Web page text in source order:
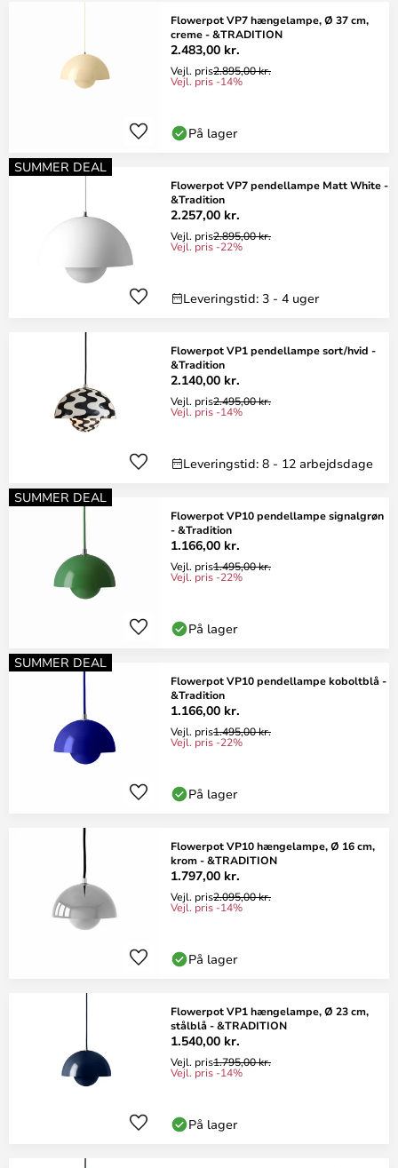
Flowerpot VP7 hængelampe, Ø 37 cm,
creme - &TRADITION
2.483,00 kr.
Vejl. pris2.895,00 kr.
Vejl. pris -14%
På lager
SUMMER DEAL
Flowerpot VP7 pendellampe Matt White -
&Tradition
2.257,00 kr.
Vejl. pris2.895,00 kr.
Vejl. pris -22%
Leveringstid: 3 - 4 uger
Flowerpot VP1 pendellampe sort/hvid -
&Tradition
2.140,00 kr.
Vejl. pris2.495,00 kr.
Vejl. pris -14%
Leveringstid: 8 - 12 arbejdsdage
SUMMER DEAL
Flowerpot VP10 pendellampe signalgrøn
- &Tradition
1.166,00 kr.
Vejl. pris1.495,00 kr.
Vejl. pris -22%
På lager
SUMMER DEAL
Flowerpot VP10 pendellampe koboltblå -
&Tradition
1.166,00 kr.
Vejl. pris1.495,00 kr.
Vejl. pris -22%
På lager
Flowerpot VP10 hængelampe, Ø 16 cm,
krom - &TRADITION
1.797,00 kr.
Vejl. pris2.095,00 kr.
Vejl. pris -14%
På lager
Flowerpot VP1 hængelampe, Ø 23 cm,
stålblå - &TRADITION
1.540,00 kr.
Vejl. pris1.795,00 kr.
Vejl. pris -14%
På lager